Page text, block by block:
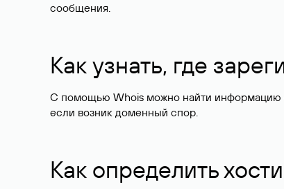
сообщения.
Как узнать, где
С помощью Whois можно найти информацию
если возник доменный спор.
Как определить